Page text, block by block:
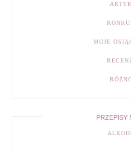
MOJE
PRZEPISY